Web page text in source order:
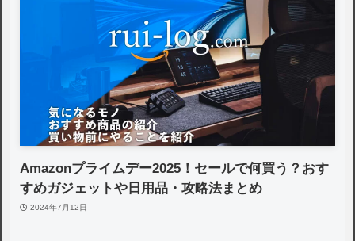
Amazonプライムデー2025！セールで何買う？おす
すめガジェットや日用品・攻略法まとめ
2024年7月12日